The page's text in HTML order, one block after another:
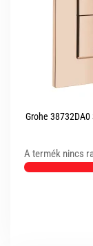
Grohe
A termék nincs